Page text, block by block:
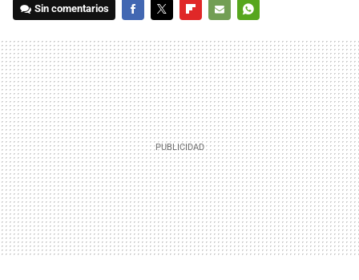
Sin comentarios
MAIL